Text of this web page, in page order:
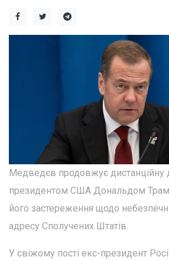
Медведєв продовжує дистанційну
президентом США Дональдом
його застереження щодо
адресу Сполучених Штатів.
У свіжому пості екс-президент